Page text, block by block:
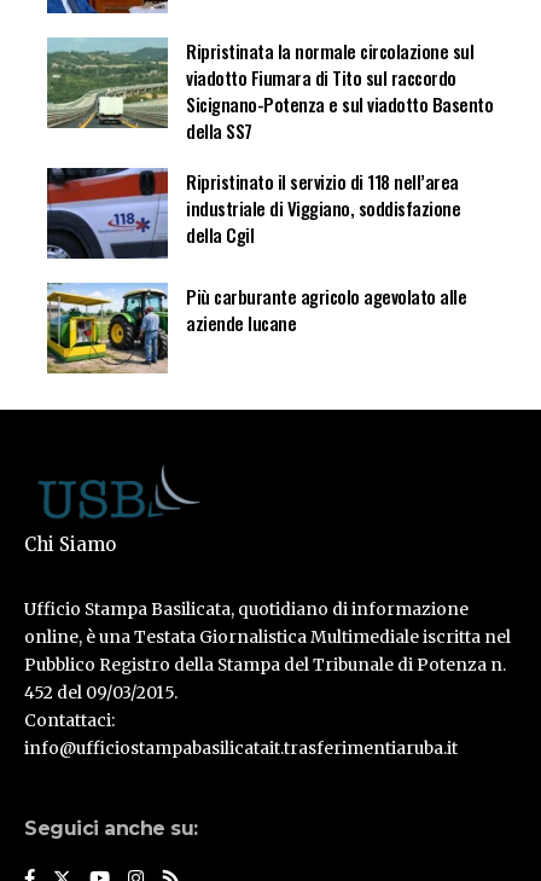
Ripristinata la normale circolazione sul
viadotto Fiumara di Tito sul raccordo
Sicignano-Potenza e sul viadotto Basento
della SS7
Ripristinato il servizio di 118 nell’area
industriale di Viggiano, soddisfazione
della Cgil
Più carburante agricolo agevolato alle
aziende lucane
Chi Siamo
Ufficio Stampa Basilicata, quotidiano di informazione
online, è una Testata Giornalistica Multimediale iscritta nel
Pubblico Registro della Stampa del Tribunale di Potenza n.
452 del 09/03/2015.
Contattaci:
info@ufficiostampabasilicatait.trasferimentiaruba.it
Seguici anche su: